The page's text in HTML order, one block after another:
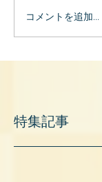
コメントを追加…
特集記事